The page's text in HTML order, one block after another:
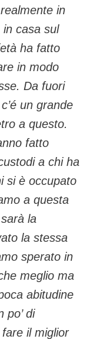
in
in casa sul
ha fatto
in modo
Da fuori
un grande
a questo.
fatto
a chi ha
si è occupato
a questa
la
la stessa
sperato in
meglio ma
abitudine
po’ di
il miglior